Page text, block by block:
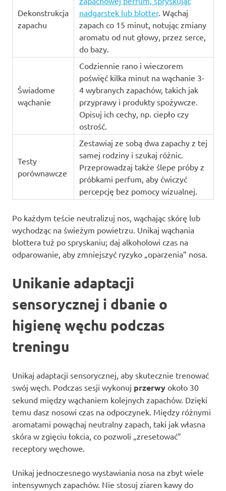
Dekonstrukcja
zapachu
nadgarstek lub blotter. Wąchaj
zapach co 15 minut, notując zmiany
aromatu od nut głowy, przez serce,
do bazy.
Świadome
wąchanie
Codziennie rano i wieczorem
poświęć kilka minut na wąchanie 3-
4 wybranych zapachów, takich jak
przyprawy i produkty spożywcze.
Opisuj ich cechy, np. ciepło czy
ostrość.
Testy
porównawcze
Zestawiaj ze sobą dwa zapachy z tej
samej rodziny i szukaj różnic.
Przeprowadzaj także ślepe próby z
próbkami perfum, aby ćwiczyć
percepcję bez pomocy wizualnej.
Po każdym teście neutralizuj nos, wąchając skórę lub
wychodząc na świeżym powietrzu. Unikaj wąchania
blottera tuż po spryskaniu; daj alkoholowi czas na
odparowanie, aby zmniejszyć ryzyko „oparzenia” nosa.
Unikanie adaptacji
sensorycznej i dbanie o
higienę węchu podczas
treningu
Unikaj adaptacji sensorycznej, aby skutecznie trenować
swój węch. Podczas sesji wykonuj przerwy około 30
sekund między wąchaniem kolejnych zapachów. Dzięki
temu dasz nosowi czas na odpoczynek. Między różnymi
aromatami powąchaj neutralny zapach, taki jak własna
skóra w zgięciu łokcia, co pozwoli „zresetować”
receptory węchowe.
Unikaj jednoczesnego wystawiania nosa na zbyt wiele
intensywnych zapachów. Nie stosuj ziaren kawy do